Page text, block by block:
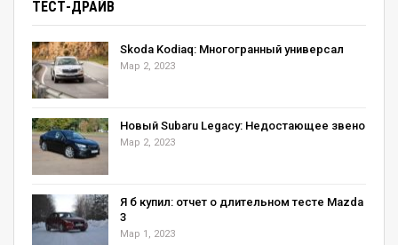
ТЕСТ-ДРАЙВ
Skoda Kodiaq: Многогранный универсал
Мар 2, 2023
Новый Subaru Legacy: Недостающее звено
Мар 2, 2023
Я б купил: отчет о длительном тесте Mazda
3
Мар 1, 2023